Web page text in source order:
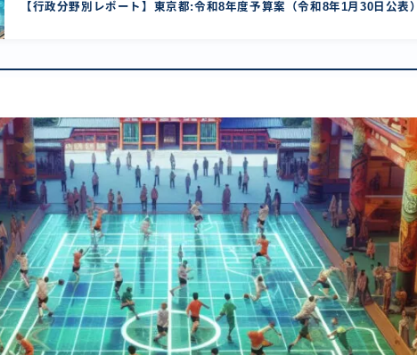
【行政分野別レポート】東京都:令和8年度予算案（令和8年1月30日公表）